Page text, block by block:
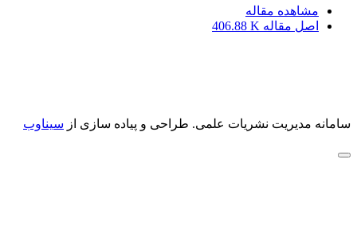
مشاهده مقاله
اصل مقاله 406.88 K
سامانه مدیریت نشریات علمی. طراحی و پیاده سازی از سیناوب